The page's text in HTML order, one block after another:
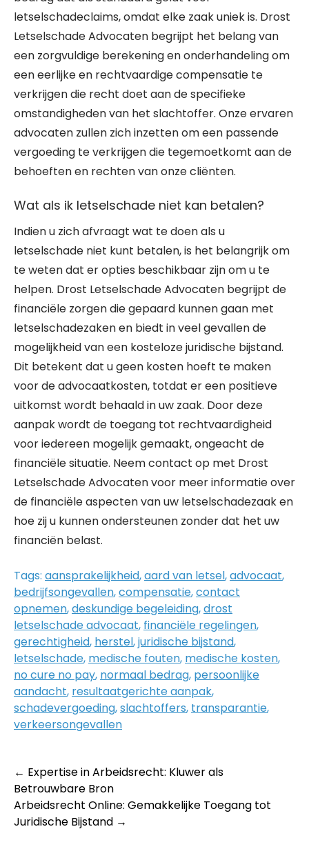
letselschadeclaims, omdat elke zaak uniek is. Drost
Letselschade Advocaten begrijpt het belang van
een zorgvuldige berekening en onderhandeling om
een eerlijke en rechtvaardige compensatie te
verkrijgen die recht doet aan de specifieke
omstandigheden van het slachtoffer. Onze ervaren
advocaten zullen zich inzetten om een passende
vergoeding te verkrijgen die tegemoetkomt aan de
behoeften en rechten van onze cliënten.
Wat als ik letselschade niet kan betalen?
Indien u zich afvraagt wat te doen als u
letselschade niet kunt betalen, is het belangrijk om
te weten dat er opties beschikbaar zijn om u te
helpen. Drost Letselschade Advocaten begrijpt de
financiële zorgen die gepaard kunnen gaan met
letselschadezaken en biedt in veel gevallen de
mogelijkheid van een kosteloze juridische bijstand.
Dit betekent dat u geen kosten hoeft te maken
voor de advocaatkosten, totdat er een positieve
uitkomst wordt behaald in uw zaak. Door deze
aanpak wordt de toegang tot rechtvaardigheid
voor iedereen mogelijk gemaakt, ongeacht de
financiële situatie. Neem contact op met Drost
Letselschade Advocaten voor meer informatie over
de financiële aspecten van uw letselschadezaak en
hoe zij u kunnen ondersteunen zonder dat het uw
financiën belast.
Tags: aansprakelijkheid,aard van letsel,advocaat,
bedrijfsongevallen,compensatie,contact
opnemen,deskundige begeleiding,drost
letselschade advocaat, financiële regelingen,
gerechtigheid, herstel,juridische bijstand,
letselschade, medische fouten, medische kosten,
no cure no pay, normaal bedrag, persoonlijke
aandacht, resultaatgerichte aanpak,
schadevergoeding,slachtoffers, transparantie,
verkeersongevallen
Post
navigation
← Expertise in Arbeidsrecht: Kluwer als
Betrouwbare Bron
Arbeidsrecht Online: Gemakkelijke Toegang tot
Juridische Bijstand →